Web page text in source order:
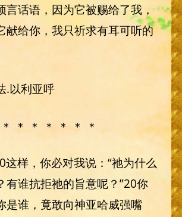
言话语，因为它被赐给了我，
献给你，我只祈求有耳可听的
.以利亚呼
＊ ＊ ＊ ＊ ＊ ＊ ＊
这样，你必对我说：“祂为什么
有谁抗拒祂的旨意呢？”20你
是谁，竟敢向神亚哈威强嘴